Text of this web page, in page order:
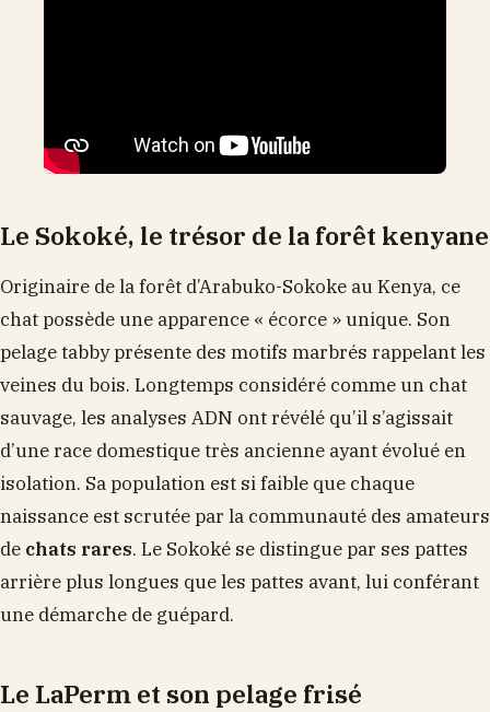
Le Sokoké, le trésor de la forêt kenyane
Originaire de la forêt d’Arabuko-Sokoke au Kenya, ce
chat possède une apparence « écorce » unique. Son
pelage tabby présente des motifs marbrés rappelant les
veines du bois. Longtemps considéré comme un chat
sauvage, les analyses ADN ont révélé qu’il s’agissait
d’une race domestique très ancienne ayant évolué en
isolation. Sa population est si faible que chaque
naissance est scrutée par la communauté des amateurs
de chats rares. Le Sokoké se distingue par ses pattes
arrière plus longues que les pattes avant, lui conférant
une démarche de guépard.
Le LaPerm et son pelage frisé